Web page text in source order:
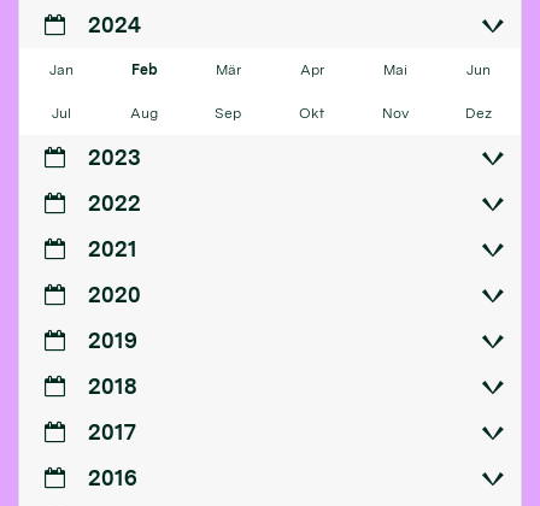
2024
Jan Feb Mär Apr Mai Jun
Jul Aug Sep Okt Nov Dez
2023
2022
2021
2020
2019
2018
2017
2016